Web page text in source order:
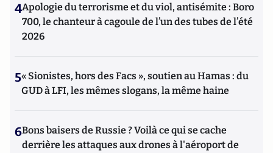
4Apologie du terrorisme et du viol, antisémite : Boro
700, le chanteur à cagoule de l’un des tubes de l’été
2026
5« Sionistes, hors des Facs », soutien au Hamas : du
GUD à LFI, les mêmes slogans, la même haine
6Bons baisers de Russie ? Voilà ce qui se cache
derrière les attaques aux drones à l'aéroport de